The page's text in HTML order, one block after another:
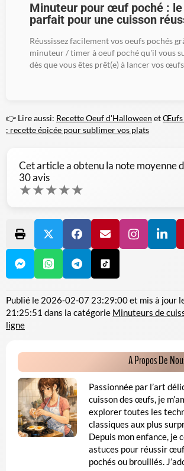
Minuteur pour œuf poché :
parfait pour une cuisson
Réussissez facilement vos oeufs pochés
minuteur / timer à oeuf poché qu'il vous
dès que vous êtes prêt(e) à lancer vos
👉 Lire aussi: Recette Oeuf d'Halloween etŒufs
: recette épicée pour sublimer vos plats
Cet article a obtenu la note moyenne
30avis
★★★★★
Publié le 2026-02-07 23:29:00et mis à jour
21:25:51 dans la catégorie Minuteurs de
ligne
A Propos De
Passionnée par l’art
cuisson des œufs, je
explorer toutes les
classiques aux plus
Depuis mon enfance, je
astuces pour réussir
pochés ou brouillés.